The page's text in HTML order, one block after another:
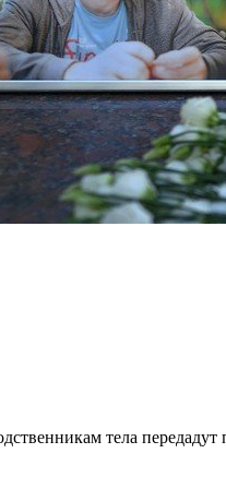
тела передадут